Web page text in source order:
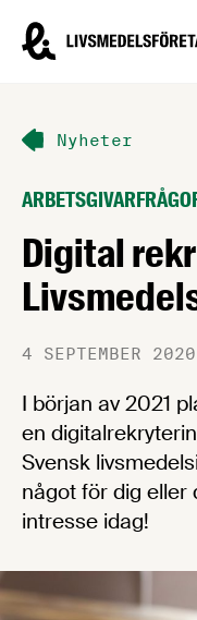
Livsmedelsföretagen
Nyheter
Digital
4 SEPTEMBER 2020
I början av 2021
en
Svensk
något för dig eller
intresse idag!